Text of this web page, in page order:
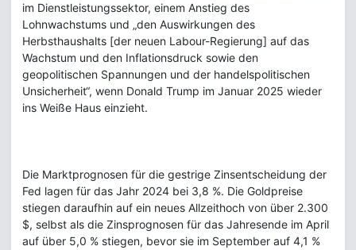
im Dienstleistungssektor, einem Anstieg des
Lohnwachstums und „den Auswirkungen des
Herbsthaushalts [der neuen Labour-Regierung] auf das
Wachstum und den Inflationsdruck sowie den
geopolitischen Spannungen und der handelspolitischen
Unsicherheit“, wenn Donald Trump im Januar 2025 wieder
ins Weiße Haus einzieht.
Die Marktprognosen für die gestrige Zinsentscheidung der
Fed lagen für das Jahr 2024 bei 3,8 %. Die Goldpreise
stiegen daraufhin auf ein neues Allzeithoch von über 2.300
$, selbst als die Zinsprognosen für das Jahresende im April
auf über 5,0 % stiegen, bevor sie im September auf 4,1 %